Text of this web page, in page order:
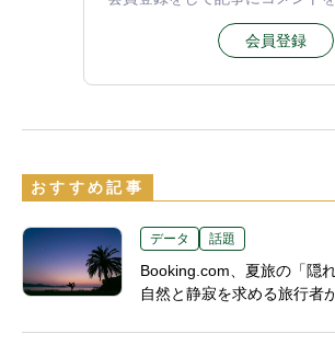
会員登録
おすすめ記事
データ 話題
Booking.com、夏旅の「隠
自然と静寂を求める旅行者